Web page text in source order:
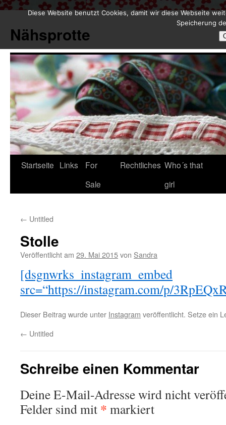
springen
Nähsprotte
Startseite Links
For
Sale
Rechtliches Who´s that
girl
← Untitled
Stolle
Veröffentlicht am 29. Mai 2015von Sandra
[dsgnwrks_instagram_embed
src=“https://instagram.com/p/
Dieser Beitrag wurde unter Instagram veröffentlicht. Setze ein
← Untitled
Schreibe einen Kommentar
Deine E-Mail-Adresse wird nicht
Felder sind mit * markiert
Diese Website benutzt Cookies, damit wir diese Webseite
Speicherung